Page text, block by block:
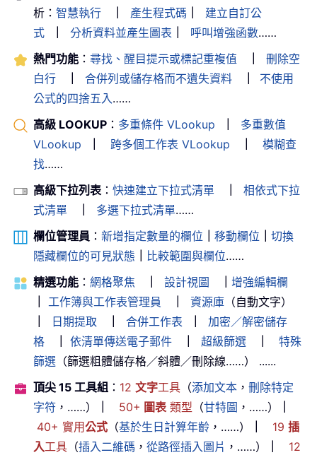
析： 智慧執行 產生程式碼
建立自訂公
式
分析資料並產生圖表 呼叫增強函數……
熱門功能 ： 尋找、醒目提示或標記重複值
刪除空
白行
合併列或儲存格而不遺失資料
不使用
公式的四捨五入……
高級 LOOKUP ： 多重條件 VLookup
多重數值
VLookup
跨多個工作表 VLookup
模糊查
找……
高級下拉列表： 快速建立下拉式清單
相依式下拉
式清單
多選下拉式清單……
欄位管理員 ： 新增指定數量的欄位 移動欄位
切換
隱藏欄位的可見狀態
比較範圍與欄位……
精選功能 ： 網格聚焦 設計視圖
增強編輯欄
工作簿與工作表管理員 資源庫 （自動文字）
日期提取 合併工作表
加密／解密儲存
格
依清單傳送電子郵件 超級篩選
特殊
篩選 （篩選粗體儲存格／斜體／刪除線……） ......
頂尖 15 工具組 ： 12 文字工具 （添加文本 ， 刪除特定
字符 ，……） 50+ 圖表類型 （甘特圖 ，……）
40+ 實用公式 （基於生日計算年齡 ，……） 19 插
入工具 （插入二維碼 ， 從路徑插入圖片 ，……）
12